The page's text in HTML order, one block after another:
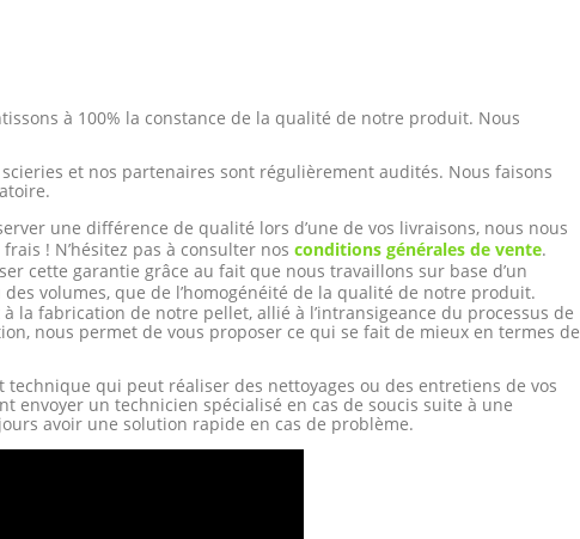
à 100% la constance de la qualité de notre produit. Nous
scieries et nos partenaires sont régulièrement audités. Nous faisons
une différence de qualité lors d’une de vos livraisons, nous nous
! N’hésitez pas à consulter nos conditions générales de vente.
cette garantie grâce au fait que nous travaillons sur base d’un
volumes, que de l’homogénéité de la qualité de notre produit.
la fabrication de notre pellet, allié à l’intransigeance du processus de
nous permet de vous proposer ce qui se fait de mieux en termes de
qui peut réaliser des nettoyages ou des entretiens de vos
envoyer un technicien spécialisé en cas de soucis suite à une
avoir une solution rapide en cas de problème.